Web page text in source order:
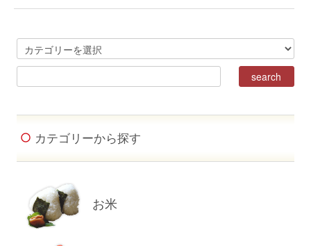
カテゴリーから探す
お米